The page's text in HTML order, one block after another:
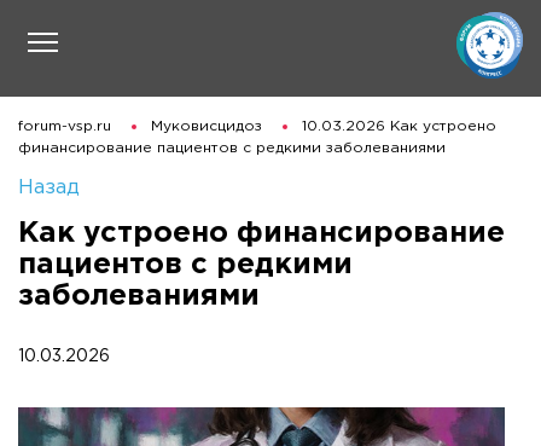
forum-vsp.ru Муковисцидоз
10.03.2026 Как устроено
финансирование пациентов с редкими заболеваниями
Назад
Как устроено финансирование
пациентов с редкими
заболеваниями
10.03.2026